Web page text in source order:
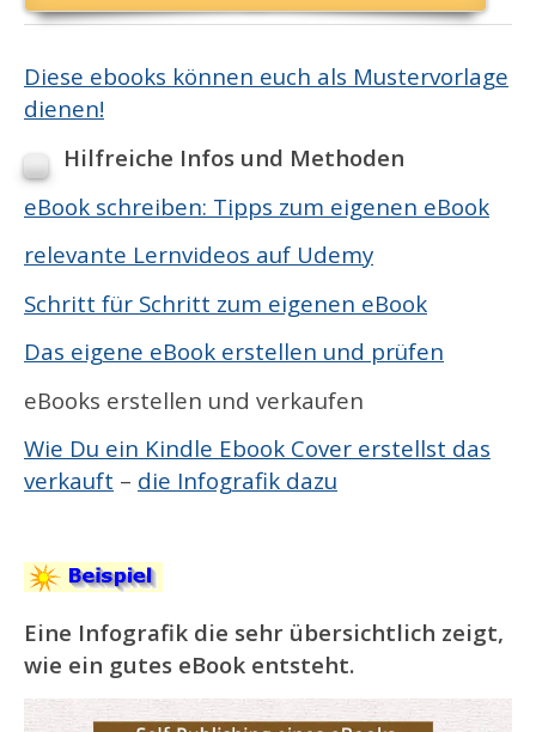
Diese ebooks können euch als Mustervorlage
dienen!
Hilfreiche Infos und Methoden
eBook schreiben: Tipps zum eigenen eBook
relevante Lernvideos auf Udemy
Schritt für Schritt zum eigenen eBook
Das eigene eBook erstellen und prüfen
eBooks erstellen und verkaufen
Wie Du ein Kindle Ebook Cover erstellst das
verkauft – die Infografik dazu
Eine Infografik die sehr übersichtlich zeigt,
wie ein gutes eBook entsteht.